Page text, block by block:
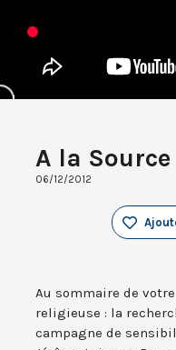
A la Source
06/12/2012
Au sommaire de
religieuse : la
campagne de